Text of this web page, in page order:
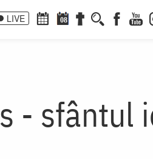
LIVE 08
- sfântul